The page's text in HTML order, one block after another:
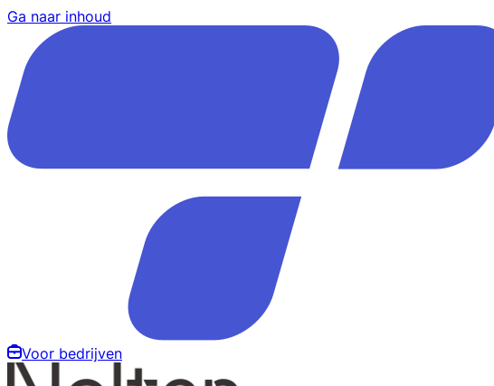
Ga naar inhoud
Voor bedrijven